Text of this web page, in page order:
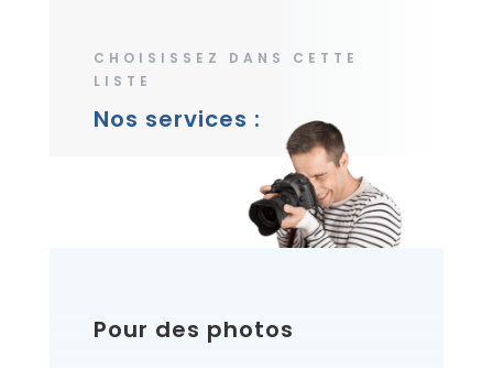
CHOISISSEZ DANS CETTE
LISTE
Nos services :
Pour des photos